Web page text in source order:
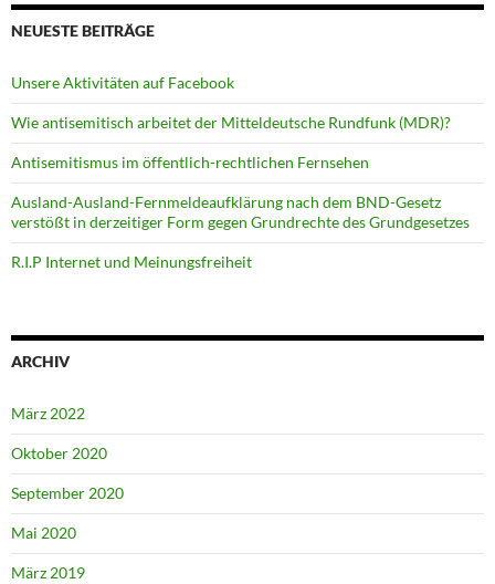
NEUESTE BEITRÄGE
Unsere Aktivitäten auf Facebook
Wie antisemitisch arbeitet der Mitteldeutsche Rundfunk (MDR)?
Antisemitismus im öffentlich-rechtlichen Fernsehen
Ausland-Ausland-Fernmeldeaufklärung nach dem BND-Gesetz
verstößt in derzeitiger Form gegen Grundrechte des Grundgesetzes
R.I.P Internet und Meinungsfreiheit
ARCHIV
März 2022
Oktober 2020
September 2020
Mai 2020
März 2019